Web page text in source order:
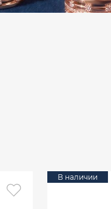
В наличии